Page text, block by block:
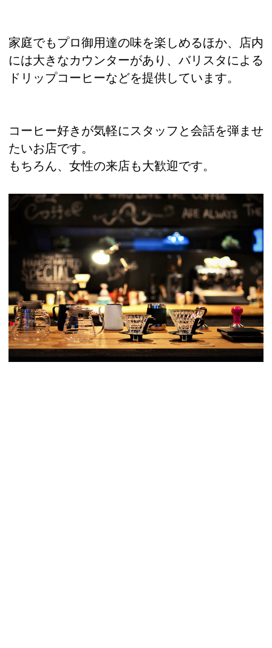
家庭でもプロ御用達の味を楽しめるほか、店内
には大きなカウンターがあり、バリスタによる
ドリップコーヒーなどを提供しています。
コーヒー好きが気軽にスタッフと会話を弾ませ
たいお店です。
もちろん、女性の来店も大歓迎です。